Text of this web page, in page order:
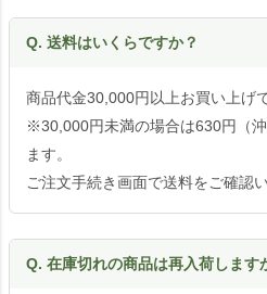
Q. 送料はいくらですか？
商品代金30,000円以上お買い上げ
※30,000円未満の場合は630円（
ます。
ご注文手続き画面で送料をご確認
Q. 在庫切れの商品は再入荷します